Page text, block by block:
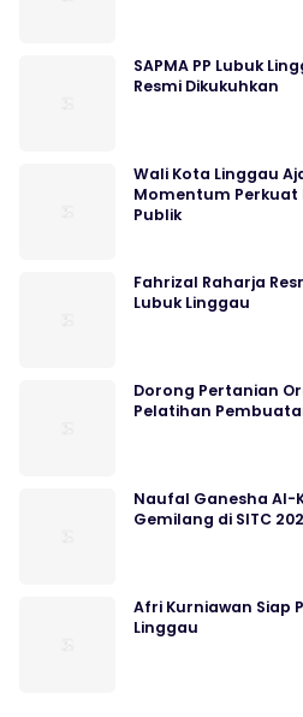
SAPMA PP Lubuk
Resmi Dikukuhkan
Wali Kota Linggau
Momentum
Publik
Fahrizal Raharja
Lubuk Linggau
Dorong Pertanian
Pelatihan
Naufal Ganesha Al-
Gemilang di SITC
Afri Kurniawan Siap
Linggau